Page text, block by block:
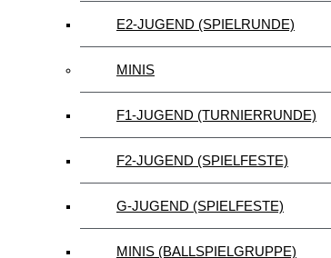
E2-JUGEND (SPIELRUNDE)
MINIS
F1-JUGEND (TURNIERRUNDE)
F2-JUGEND (SPIELFESTE)
G-JUGEND (SPIELFESTE)
MINIS (BALLSPIELGRUPPE)